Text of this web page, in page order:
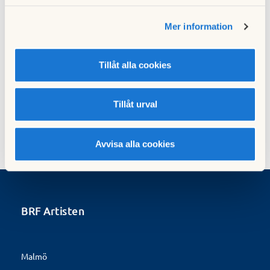
Mer information
Tillåt alla cookies
Tillåt urval
Avvisa alla cookies
Länk till Mitt HSB
06 januari 2025
BRF Artisten
Malmö